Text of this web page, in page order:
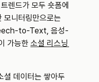
렌드가 모두 숏폼에
모니터링만으로는
to-Text, 음성-
가능한 소셜 리스닝
셜 데이터는 쌓아두